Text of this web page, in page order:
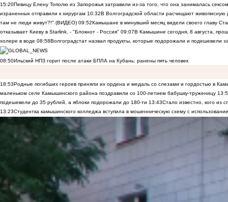
15:20Певицу Елену Тополю из Запорожья затравили из-за того, что она занималась
израненных отправили к хирургам 10:32В Волгоградской области расчищают
там не люди живут?!" (ВИДЕО) 09:52Камышане в минувший месяц видели своего главу
отказывает Киеву в Starlink, - "Блокнот - Россия" 09:07В Камышине сегодня, 8 августа,
холере в воде 08:58Волгоградстат назвал продукты, которые подорожали и подешевели
08:50Ильский НПЗ горит после атаки БПЛА на Кубань: ранены пять человек
18:53Родные погибших героев приняли их ордена и медаль со слезами и гордостью в
маленьком селе Камышинского района поздравили со 100-летием бабушку-труженицу
подешевели до 35 рублей, а яблоки подорожали до 180-ти 13:43Стало известно, кого из
13:23Студентка камышинского колледжа вступила в мошенническую схему с